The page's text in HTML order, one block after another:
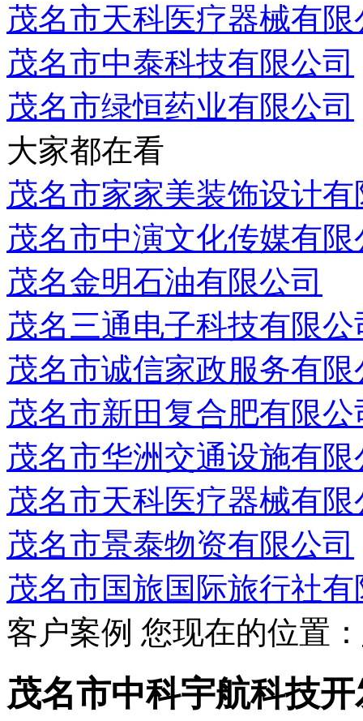
茂名市天科医疗器械有限
茂名市中泰科技有限公司
茂名市绿恒药业有限公司
大家都在看
茂名市家家美装饰设计
茂名市中演文化传媒有限
茂名金明石油有限公司
茂名三通电子科技有限公
茂名市诚信家政服务有限
茂名市新田复合肥有限公
茂名市华洲交通设施有限
茂名市天科医疗器械有限
茂名市景泰物资有限公司
茂名市国旅国际旅行社
客户案例 您现在的位置：
茂名市中科宇航科技